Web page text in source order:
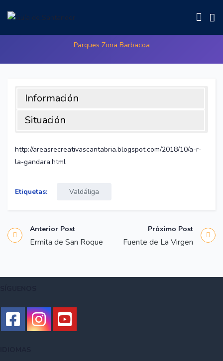
Parques Zona Barbacoa
Información
Situación
carretera donde hay unas marquesinas haciendo de parada
de autobús, y que nos puede servir de refugio en un día de
mesas y una barbacoa. La otra zona tiene bastante
todo muy limpio al terminar el día, y un aparcamiento.
http://areasrecreativascantabria.blogspot.com/2018/10/a-r-
la-gandara.html
Etiquetas: Valdáliga
Anterior Post
Ermita de San Roque
Próximo Post
Fuente de La Virgen